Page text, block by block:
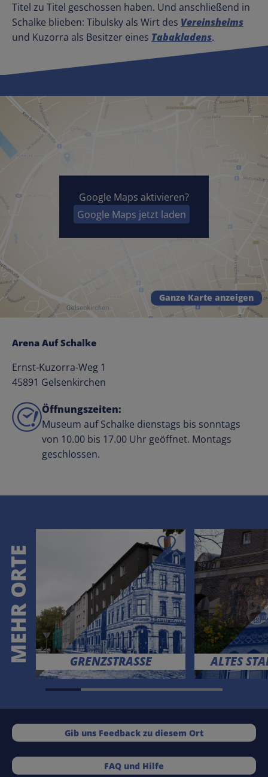
Titel zu Titel geschossen haben. Und anschließend in
Schalke blieben: Tibulsky als Wirt des Vereinsheims
und Kuzorra als Besitzer eines Tabakladens.
Google Maps aktivieren?
Google Maps jetzt laden
Ganze Karte anzeigen
Arena Auf Schalke
Ernst-Kuzorra-Weg 1
45891 Gelsenkirchen
Öffnungszeiten:
Museum auf Schalke dienstags bis sonntags
von 10.00 bis 17.00 Uhr geöffnet. Montags
geschlossen.
MEHR ORTE GRENZSTRASSE
Speichern
ALTES
Gib uns Feedback zu diesem Ort
FAQ und Hilfe